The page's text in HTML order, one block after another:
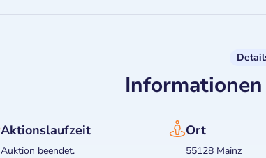
Aktionslaufzeit
Auktion beendet.
Ort
55128 Mainz